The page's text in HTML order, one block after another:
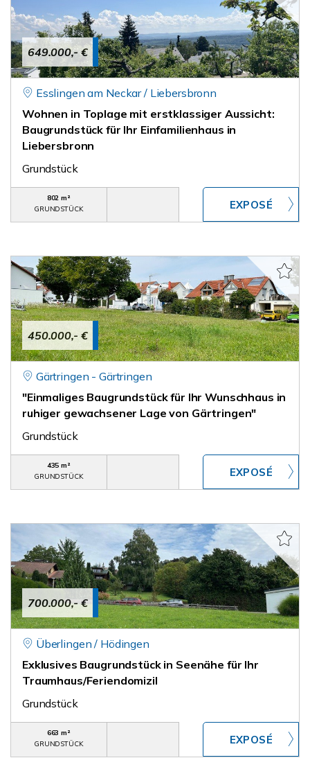
649.000,- €
Esslingen am Neckar / Liebersbronn
Wohnen in Toplage mit erstklassiger Aussicht:
Baugrundstück für Ihr Einfamilienhaus in
Liebersbronn
Grundstück
802 m²
GRUNDSTÜCK
450.000,- €
Gärtringen - Gärtringen
"Einmaliges Baugrundstück für Ihr Wunschhaus in
ruhiger gewachsener Lage von Gärtringen"
Grundstück
435 m²
GRUNDSTÜCK
700.000,- €
Überlingen / Hödingen
Exklusives Baugrundstück in Seenähe für Ihr
Traumhaus/Feriendomizil
Grundstück
663 m²
GRUNDSTÜCK